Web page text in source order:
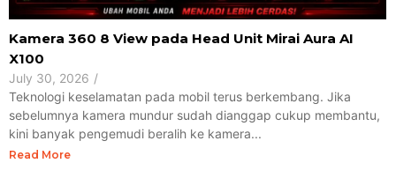
Kamera 360 8 View pada Head Unit Mirai Aura AI
X100
July 30, 2026 /
Teknologi keselamatan pada mobil terus berkembang. Jika
sebelumnya kamera mundur sudah dianggap cukup membantu,
kini banyak pengemudi beralih ke kamera...
Read More